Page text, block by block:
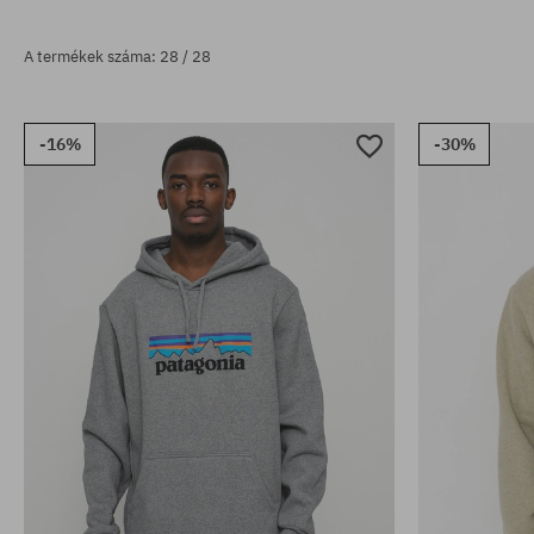
A termékek száma: 28 / 28
-16% -30%